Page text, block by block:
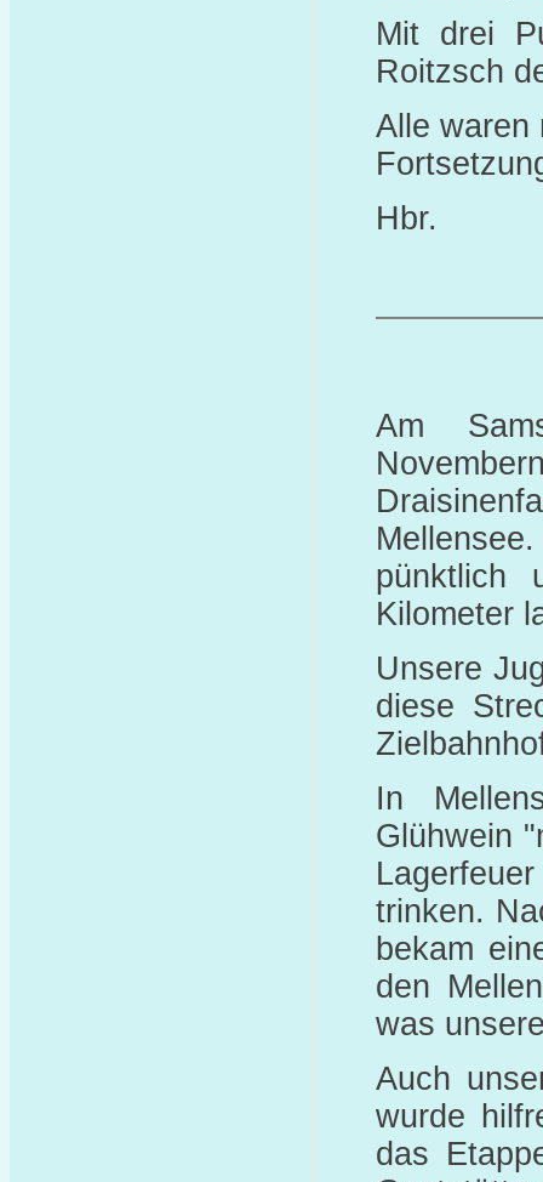
Mit drei
Roitzsch
Alle waren
Hbr.
Am
pünktlich
Kilometer
Unsere
diese
In
Glühwein
trinken.
bekam
den
was
Auch
wurde
das